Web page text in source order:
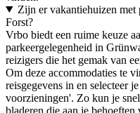
Zijn er vakantiehuizen
Forst?
Vrbo biedt een ruime keuze
parkeergelegenheid in
reizigers die het gemak van
Om deze accommodaties te
reisgegevens in en selecteer
voorzieningen'. Zo kun je
bladeren die aan je